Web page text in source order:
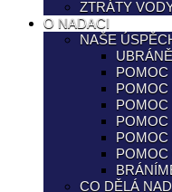
ZTRÁTY
O NADACI
NAŠE
POMOC
POMOC
POMOC
POMOC
POMOC
POMOC
CO DĚLÁ